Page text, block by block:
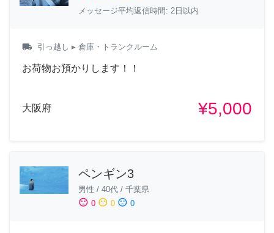
メッセージ平均返信時間: 2日以内
local_shipping 引っ越し ▸ 倉庫・トランクルーム
お荷物お預かりします！！
大阪府 ¥5,000
ペンギン3
男性 / 40代 / 千葉県
sentiment_satisfied 0 sentiment_neutral 0 sentiment_dissatisfied 0